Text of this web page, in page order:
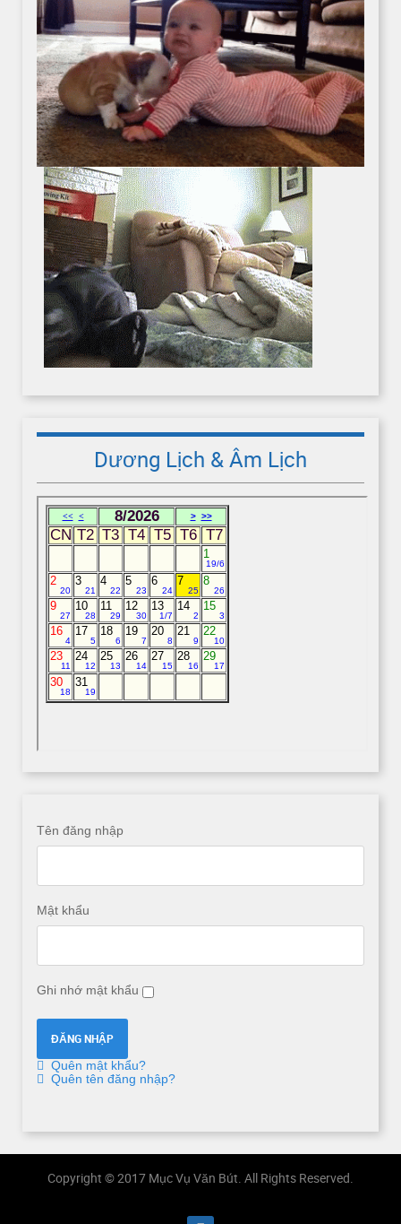
Dương Lịch & Âm Lịch
Tên đăng nhập
Mật khẩu
Ghi nhớ mật khẩu
Quên mật khẩu?
Quên tên đăng nhập?
Copyright © 2017 Mục Vụ Văn Bút. All Rights Reserved.